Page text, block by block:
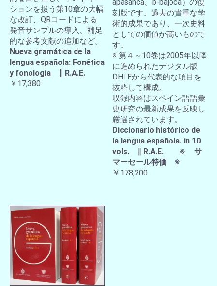
ションを扱う第10章の大幅
な改訂、QRコードによる
発音サンプルの導入、補足
的な参考文献の追加など。
Nueva gramática de la
lengua española: Fonética
y fonologia ∥ R.A.E.
￥17,380
apasanca、b-bajoca）の復
刻版です。過去の貴重な学
術的成果であり、一次史料
としての価値が高いもので
す。
※ 第４～10巻は2005年以降
に進められたデジタル版
DHLEから代表的な項目を
抜粋して構成。
収録内容はスペイン語語彙
史研究の最新成果を反映し
厳選されています。
Diccionario histórico de
la lengua española. in 10
vols. ∥ R.A.E. ※ サ
マーセール特価 ※
￥178,200